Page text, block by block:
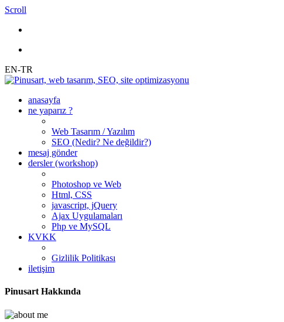
Scroll
EN-TR
anasayfa
ne yaparız ?
Web Tasarım / Yazılım
SEO (Nedir? Ne değildir?)
mesaj gönder
dersler (workshop)
Photoshop ve Web
Html, CSS
javascript, jQuery
Ajax Uygulamaları
Php ve MySQL
KVKK
Gizlilik Politikası
iletişim
Pinusart Hakkında